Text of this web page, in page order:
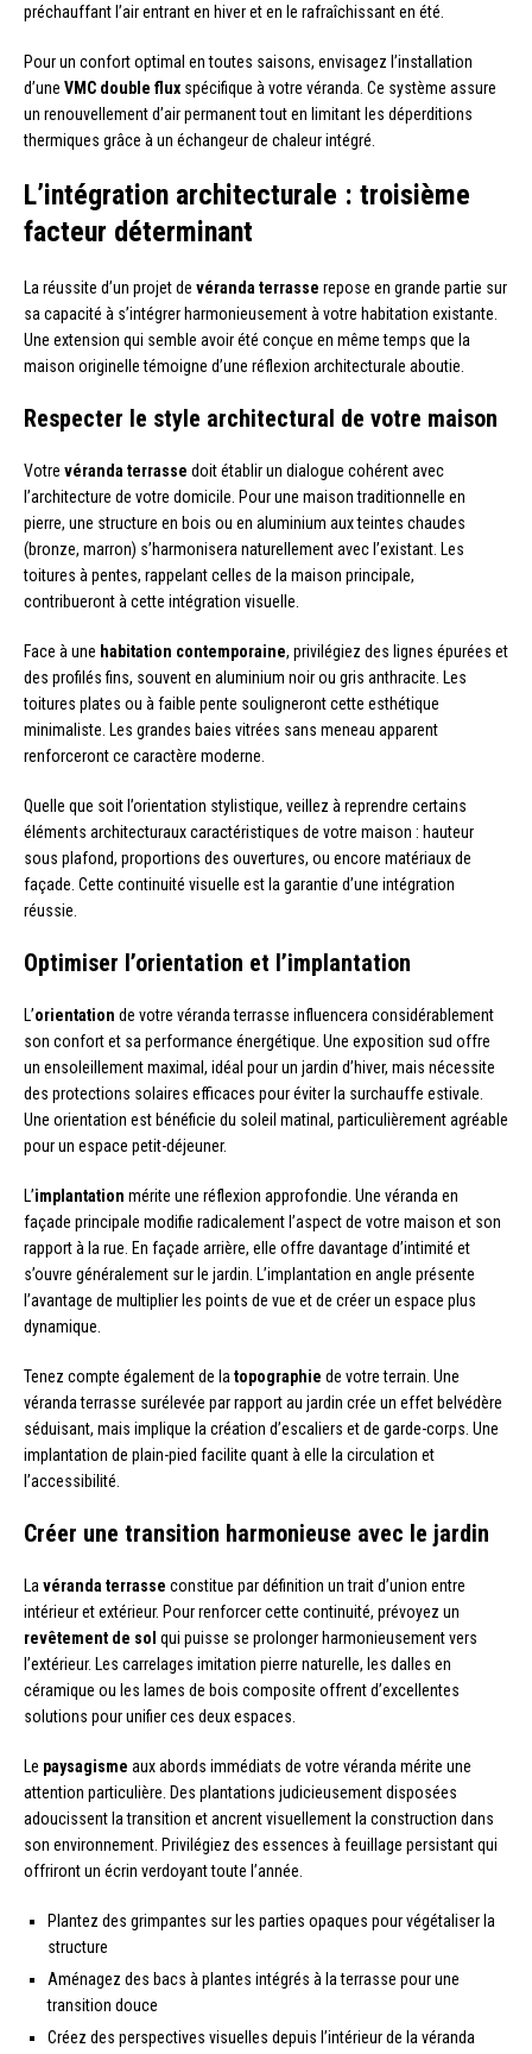
préchauffant l’air entrant en hiver et en le rafraîchissant en été.
Pour un confort optimal en toutes saisons, envisagez l’installation
d’une VMC double flux spécifique à votre véranda. Ce système assure
un renouvellement d’air permanent tout en limitant les déperditions
thermiques grâce à un échangeur de chaleur intégré.
L’intégration architecturale : troisième
facteur déterminant
La réussite d’un projet de véranda terrasse repose en grande partie sur
sa capacité à s’intégrer harmonieusement à votre habitation existante.
Une extension qui semble avoir été conçue en même temps que la
maison originelle témoigne d’une réflexion architecturale aboutie.
Respecter le style architectural de votre maison
Votre véranda terrasse doit établir un dialogue cohérent avec
l’architecture de votre domicile. Pour une maison traditionnelle en
pierre, une structure en bois ou en aluminium aux teintes chaudes
(bronze, marron) s’harmonisera naturellement avec l’existant. Les
toitures à pentes, rappelant celles de la maison principale,
contribueront à cette intégration visuelle.
Face à une habitation contemporaine, privilégiez des lignes épurées et
des profilés fins, souvent en aluminium noir ou gris anthracite. Les
toitures plates ou à faible pente souligneront cette esthétique
minimaliste. Les grandes baies vitrées sans meneau apparent
renforceront ce caractère moderne.
Quelle que soit l’orientation stylistique, veillez à reprendre certains
éléments architecturaux caractéristiques de votre maison : hauteur
sous plafond, proportions des ouvertures, ou encore matériaux de
façade. Cette continuité visuelle est la garantie d’une intégration
réussie.
Optimiser l’orientation et l’implantation
L’orientation de votre véranda terrasse influencera considérablement
son confort et sa performance énergétique. Une exposition sud offre
un ensoleillement maximal, idéal pour un jardin d’hiver, mais nécessite
des protections solaires efficaces pour éviter la surchauffe estivale.
Une orientation est bénéficie du soleil matinal, particulièrement agréable
pour un espace petit-déjeuner.
L’implantation mérite une réflexion approfondie. Une véranda en
façade principale modifie radicalement l’aspect de votre maison et son
rapport à la rue. En façade arrière, elle offre davantage d’intimité et
s’ouvre généralement sur le jardin. L’implantation en angle présente
l’avantage de multiplier les points de vue et de créer un espace plus
dynamique.
Tenez compte également de la topographie de votre terrain. Une
véranda terrasse surélevée par rapport au jardin crée un effet belvédère
séduisant, mais implique la création d’escaliers et de garde-corps. Une
implantation de plain-pied facilite quant à elle la circulation et
l’accessibilité.
Créer une transition harmonieuse avec le jardin
La véranda terrasse constitue par définition un trait d’union entre
intérieur et extérieur. Pour renforcer cette continuité, prévoyez un
revêtement de sol qui puisse se prolonger harmonieusement vers
l’extérieur. Les carrelages imitation pierre naturelle, les dalles en
céramique ou les lames de bois composite offrent d’excellentes
solutions pour unifier ces deux espaces.
Le paysagisme aux abords immédiats de votre véranda mérite une
attention particulière. Des plantations judicieusement disposées
adoucissent la transition et ancrent visuellement la construction dans
son environnement. Privilégiez des essences à feuillage persistant qui
offriront un écrin verdoyant toute l’année.
Plantez des grimpantes sur les parties opaques pour végétaliser la
structure
Aménagez des bacs à plantes intégrés à la terrasse pour une
transition douce
Créez des perspectives visuelles depuis l’intérieur de la véranda